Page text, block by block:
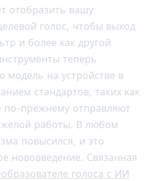
отобразить вашу
голос, чтобы выход
и более как другой
теперь
модель на устройстве в
стандартов, таких как
по-прежнему отправляют
работы. В любом
повысился, и это
нововведение. Связанная
голоса с ИИ